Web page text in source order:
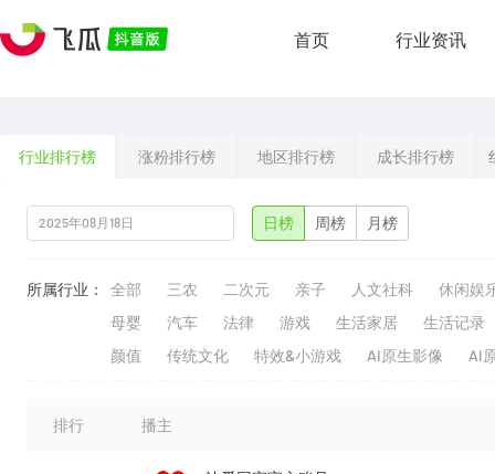
首页 行业资讯
行业排行榜 涨粉排行榜 地区排行榜 成长排行榜
日榜 周榜 月榜
所属行业： 全部 三农 二次元 亲子 人文社科
休闲娱
母婴
汽车 法律 游戏 生活家居
生活记录
颜值
传统文化 特效&小游戏 AI原生影像 AI
排行 播主